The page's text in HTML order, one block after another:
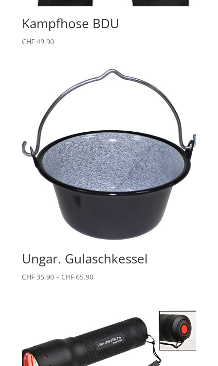
Kampfhose BDU
CHF49.90
Ungar. Gulaschkessel
CHF35.90 – CHF65.90Preisspanne: